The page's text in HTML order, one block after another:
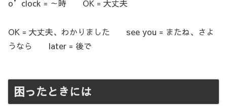
o’clock = ～時 OK = 大丈夫
OK = 大丈夫、わかりました see you = またね、さよ
うなら later = 後で
困ったときには